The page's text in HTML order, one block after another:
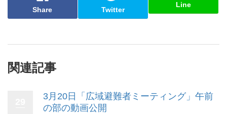
Share Twitter
Line
関連記事
3月20日「広域避難者ミーティング」午前
の部の動画公開